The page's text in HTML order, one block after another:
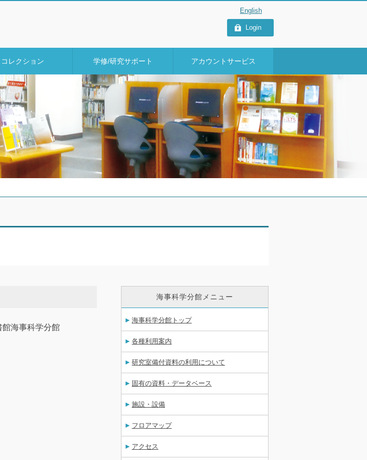
Login
コレクション 学修/研究サポート アカウントサービス
海事科学分館
海事科学分館メニュー
海事科学分館トップ
各種利用案内
研究室備付資料の利用について
固有の資料・データベース
施設・設備
フロアマップ
アクセス